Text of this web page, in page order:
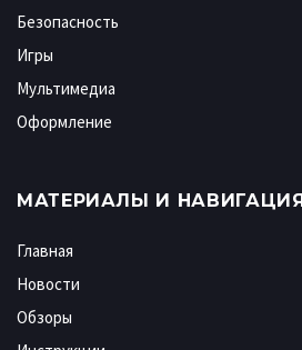
Безопасность
Игры
Мультимедиа
Оформление
МАТЕРИАЛЫ И НАВИГАЦИЯ
Главная
Новости
Обзоры